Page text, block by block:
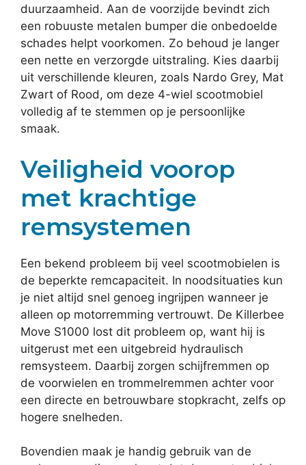
duurzaamheid. Aan de voorzijde bevindt zich
een robuuste metalen bumper die onbedoelde
schades helpt voorkomen. Zo behoud je langer
een nette en verzorgde uitstraling. Kies daarbij
uit verschillende kleuren, zoals Nardo Grey, Mat
Zwart of Rood, om deze 4-wiel scootmobiel
volledig af te stemmen op je persoonlijke
smaak.
Veiligheid voorop
met krachtige
remsystemen
Een bekend probleem bij veel scootmobielen is
de beperkte remcapaciteit. In noodsituaties kun
je niet altijd snel genoeg ingrijpen wanneer je
alleen op motorremming vertrouwt. De Killerbee
Move S1000 lost dit probleem op, want hij is
uitgerust met een uitgebreid hydraulisch
remsysteem. Daarbij zorgen schijfremmen op
de voorwielen en trommelremmen achter voor
een directe en betrouwbare stopkracht, zelfs op
hogere snelheden.
Bovendien maak je handig gebruik van de